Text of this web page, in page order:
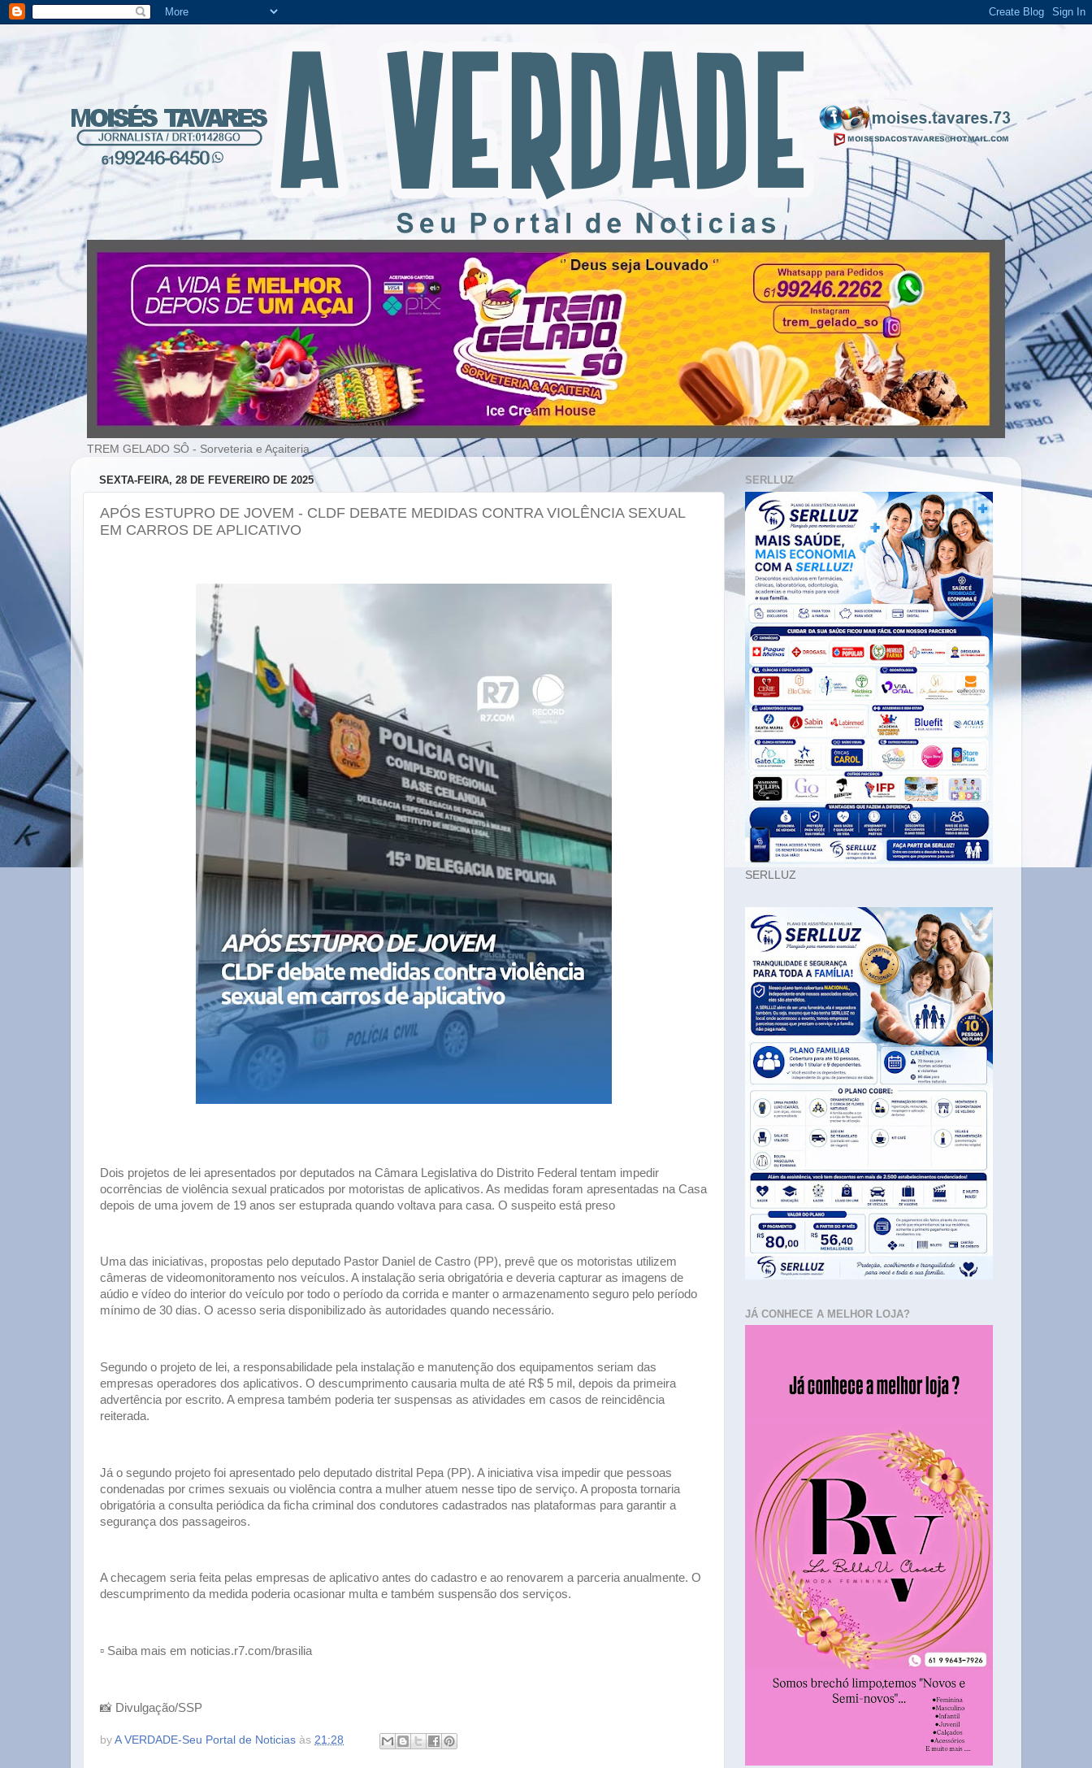
TREM GELADO SÔ - Sorveteria e Açaiteria
SEXTA-FEIRA, 28 DE FEVEREIRO DE 2025
APÓS ESTUPRO DE JOVEM - CLDF DEBATE MEDIDAS CONTRA VIOLÊNCIA SEXUAL
EM CARROS DE APLICATIVO
Dois projetos de lei apresentados por deputados na Câmara Legislativa do Distrito Federal tentam impedir
ocorrências de violência sexual praticados por motoristas de aplicativos. As medidas foram apresentadas na Casa
depois de uma jovem de 19 anos ser estuprada quando voltava para casa. O suspeito está preso
Uma das iniciativas, propostas pelo deputado Pastor Daniel de Castro (PP), prevê que os motoristas utilizem
câmeras de videomonitoramento nos veículos. A instalação seria obrigatória e deveria capturar as imagens de
aúdio e vídeo do interior do veículo por todo o período da corrida e manter o armazenamento seguro pelo período
mínimo de 30 dias. O acesso seria disponibilizado às autoridades quando necessário.
Segundo o projeto de lei, a responsabilidade pela instalação e manutenção dos equipamentos seriam das
empresas operadores dos aplicativos. O descumprimento causaria multa de até R$ 5 mil, depois da primeira
advertência por escrito. A empresa também poderia ter suspensas as atividades em casos de reincidência
reiterada.
Já o segundo projeto foi apresentado pelo deputado distrital Pepa (PP). A iniciativa visa impedir que pessoas
condenadas por crimes sexuais ou violência contra a mulher atuem nesse tipo de serviço. A proposta tornaria
obrigatória a consulta periódica da ficha criminal dos condutores cadastrados nas plataformas para garantir a
segurança dos passageiros.
A checagem seria feita pelas empresas de aplicativo antes do cadastro e ao renovarem a parceria anualmente. O
descumprimento da medida poderia ocasionar multa e também suspensão dos serviços.
▫ Saiba mais em noticias.r7.com/brasilia
📸 Divulgação/SSP
by A VERDADE-Seu Portal de Noticias às 21:28
SERLLUZ
SERLLUZ
JÁ CONHECE A MELHOR LOJA?